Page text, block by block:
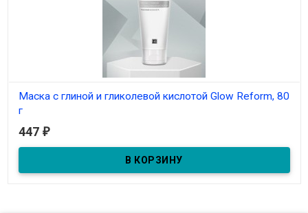
Маска с глиной и гликолевой кислотой Glow Reform, 80
г
В наличии
447 ₽